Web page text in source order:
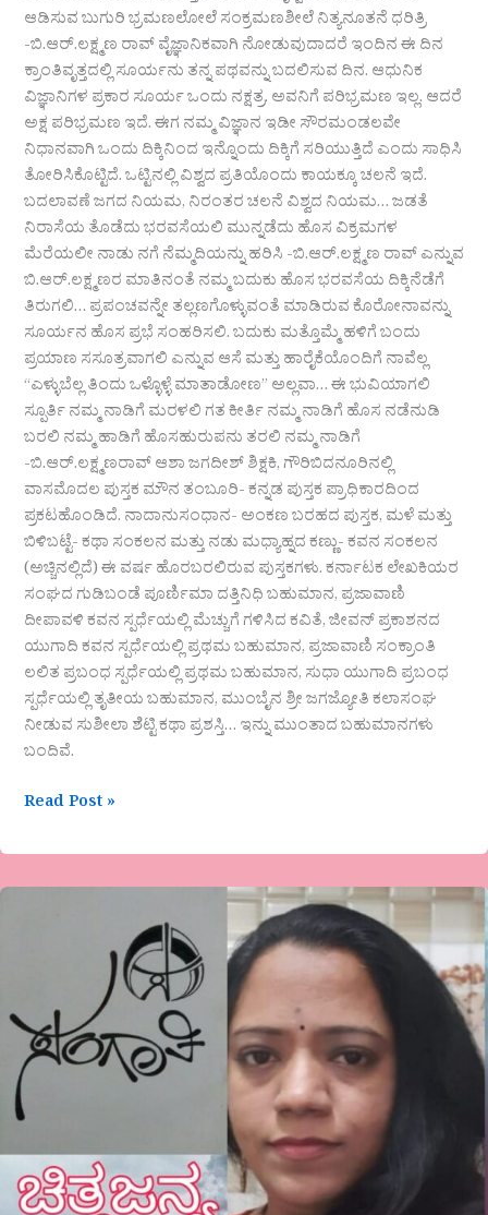
ಆಡಿಸುವ ಬುಗುರಿ ಭ್ರಮಣಲೋಲೆ ಸಂಕ್ರಮಣಶೀಲೆ ನಿತ್ಯನೂತನೆ ಧರಿತ್ರಿ
-ಬಿ.ಆರ್.ಲಕ್ಷ್ಮಣ ರಾವ್ ವೈಜ್ಞಾನಿಕವಾಗಿ ನೋಡುವುದಾದರೆ ಇಂದಿನ ಈ ದಿನ
ಕ್ರಾಂತಿವೃತ್ತದಲ್ಲಿ ಸೂರ್ಯನು ತನ್ನ ಪಥವನ್ನು ಬದಲಿಸುವ ದಿನ. ಆಧುನಿಕ
ವಿಜ್ಞಾನಿಗಳ ಪ್ರಕಾರ ಸೂರ್ಯ ಒಂದು ನಕ್ಷತ್ರ. ಅವನಿಗೆ ಪರಿಭ್ರಮಣ ಇಲ್ಲ. ಆದರೆ
ಅಕ್ಷ ಪರಿಭ್ರಮಣ ಇದೆ. ಈಗ ನಮ್ಮ ವಿಜ್ಞಾನ ಇಡೀ ಸೌರಮಂಡಲವೇ
ನಿಧಾನವಾಗಿ ಒಂದು ದಿಕ್ಕಿನಿಂದ ಇನ್ನೊಂದು ದಿಕ್ಕಿಗೆ ಸರಿಯುತ್ತಿದೆ ಎಂದು ಸಾಧಿಸಿ
ತೋರಿಸಿಕೊಟ್ಟಿದೆ. ಒಟ್ಟಿನಲ್ಲಿ ವಿಶ್ವದ ಪ್ರತಿಯೊಂದು ಕಾಯಕ್ಕೂ ಚಲನೆ ಇದೆ.
ಬದಲಾವಣೆ ಜಗದ ನಿಯಮ, ನಿರಂತರ ಚಲನೆ ವಿಶ್ವದ ನಿಯಮ… ಜಡತೆ
ನಿರಾಸೆಯ ತೊಡೆದು ಭರವಸೆಯಲಿ ಮುನ್ನಡೆದು ಹೊಸ ವಿಕ್ರಮಗಳ
ಮೆರೆಯಲೀ ನಾಡು ನಗೆ ನೆಮ್ಮದಿಯನ್ನು ಹರಿಸಿ -ಬಿ.ಆರ್.ಲಕ್ಷ್ಮಣ ರಾವ್ ಎನ್ನುವ
ಬಿ.ಆರ್.ಲಕ್ಷ್ಮಣರ ಮಾತಿನಂತೆ ನಮ್ಮ ಬದುಕು ಹೊಸ ಭರವಸೆಯ ದಿಕ್ಕಿನೆಡೆಗೆ
ತಿರುಗಲಿ… ಪ್ರಪಂಚವನ್ನೇ ತಲ್ಲಣಗೊಳ್ಳುವಂತೆ ಮಾಡಿರುವ ಕೊರೋನಾವನ್ನು
ಸೂರ್ಯನ ಹೊಸ ಪ್ರಭೆ ಸಂಹರಿಸಲಿ. ಬದುಕು ಮತ್ತೊಮ್ಮೆ ಹಳಿಗೆ ಬಂದು
ಪ್ರಯಾಣ ಸಸೂತ್ರವಾಗಲಿ ಎನ್ನುವ ಆಸೆ ಮತ್ತು ಹಾರೈಕೆಯೊಂದಿಗೆ ನಾವೆಲ್ಲ
“ಎಳ್ಳುಬೆಲ್ಲ ತಿಂದು ಒಳ್ಳೊಳ್ಳೆ ಮಾತಾಡೋಣ” ಅಲ್ಲವಾ… ಈ ಭುವಿಯಾಗಲಿ
ಸ್ಪೂರ್ತಿ ನಮ್ಮ ನಾಡಿಗೆ ಮರಳಲಿ ಗತ ಕೀರ್ತಿ ನಮ್ಮ ನಾಡಿಗೆ ಹೊಸ ನಡೆನುಡಿ
ಬರಲಿ ನಮ್ಮ ಹಾಡಿಗೆ ಹೊಸಹುರುಪನು ತರಲಿ ನಮ್ಮ ನಾಡಿಗೆ
-ಬಿ.ಆರ್.ಲಕ್ಷ್ಮಣರಾವ್ ಆಶಾ ಜಗದೀಶ್ ಶಿಕ್ಷಕಿ, ಗೌರಿಬಿದನೂರಿನಲ್ಲಿ
ವಾಸಮೊದಲ ಪುಸ್ತಕ ಮೌನ ತಂಬೂರಿ- ಕನ್ನಡ ಪುಸ್ತಕ ಪ್ರಾಧಿಕಾರದಿಂದ
ಪ್ರಕಟಹೊಂಡಿದೆ. ನಾದಾನುಸಂಧಾನ- ಅಂಕಣ ಬರಹದ ಪುಸ್ತಕ, ಮಳೆ ಮತ್ತು
ಬಿಳಿಬಟ್ಟೆ- ಕಥಾ ಸಂಕಲನ ಮತ್ತು ನಡು ಮಧ್ಯಾಹ್ನದ ಕಣ್ಣು- ಕವನ ಸಂಕಲನ
(ಅಚ್ಚಿನಲ್ಲಿದೆ) ಈ ವರ್ಷ ಹೊರಬರಲಿರುವ ಪುಸ್ತಕಗಳು. ಕರ್ನಾಟಕ ಲೇಖಕಿಯರ
ಸಂಘದ ಗುಡಿಬಂಡೆ ಪೂರ್ಣಿಮಾ ದತ್ತಿನಿಧಿ ಬಹುಮಾನ, ಪ್ರಜಾವಾಣಿ
ದೀಪಾವಳಿ ಕವನ ಸ್ಪರ್ಧೆಯಲ್ಲಿ ಮೆಚ್ಚುಗೆ ಗಳಿಸಿದ ಕವಿತೆ, ಜೀವನ್ ಪ್ರಕಾಶನದ
ಯುಗಾದಿ ಕವನ ಸ್ಪರ್ಧೆಯಲ್ಲಿ ಪ್ರಥಮ ಬಹುಮಾನ, ಪ್ರಜಾವಾಣಿ ಸಂಕ್ರಾಂತಿ
ಲಲಿತ ಪ್ರಬಂಧ ಸ್ಪರ್ಧೆಯಲ್ಲಿ ಪ್ರಥಮ ಬಹುಮಾನ, ಸುಧಾ ಯುಗಾದಿ ಪ್ರಬಂಧ
ಸ್ಪರ್ಧೆಯಲ್ಲಿ ತೃತೀಯ ಬಹುಮಾನ, ಮುಂಬೈನ ಶ್ರೀ ಜಗಜ್ಯೋತಿ ಕಲಾಸಂಘ
ನೀಡುವ ಸುಶೀಲಾ ಶೆಟ್ಟಿ ಕಥಾ ಪ್ರಶಸ್ತಿ… ಇನ್ನು ಮುಂತಾದ ಬಹುಮಾನಗಳು
ಬಂದಿವೆ.
Read Post »